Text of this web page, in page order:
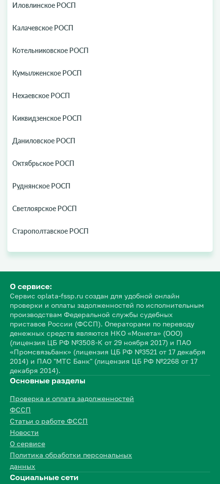
Иловлинское РОСП
Калачевское РОСП
Котельниковское РОСП
Кумылженское РОСП
Нехаевское РОСП
Киквидзенское РОСП
Даниловское РОСП
Октябрьское РОСП
Руднянское РОСП
Светлоярское РОСП
Старополтавское РОСП
О сервисе:
Сервис oplata-fssp.ru создан для удобной онлайн
проверки и оплаты задолженностей по исполнительным
производствам Федеральной службы судебных
приставов России (ФССП). Операторами по переводу
денежных средств являются НКО «Монета» (ООО)
(лицензия ЦБ РФ №3508-К от 29 ноября 2017) и ПАО
«Промсвязьбанк» (лицензия ЦБ РФ №3521 от 17 декабря
2014) и ПАО "МТС Банк" (лицензия ЦБ РФ №2268 от 17
декабря 2014).
Основные разделы
Проверка и оплата задолженностей
ФССП
Статьи о работе ФССП
Новости
О сервисе
Политика обработки персональных
данных
Социальные сети